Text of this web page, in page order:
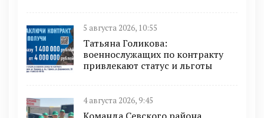
5 августа 2026, 10:55
Татьяна Голикова:
военнослужащих по контракту
привлекают статус и льготы
4 августа 2026, 9:45